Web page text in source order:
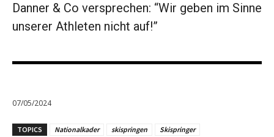
Danner & Co versprechen: “Wir geben im Sinne
unserer Athleten nicht auf!”
07/05/2024
TOPICS Nationalkader skispringen
Skispringer